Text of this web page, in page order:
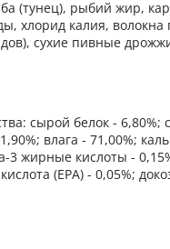
(тунец), рыбий жир,
хлорид калия,
сухие пивные
сырой белок -
влага - 71,00%;
3 жирные кислоты -
(EPA) - 0,05%;